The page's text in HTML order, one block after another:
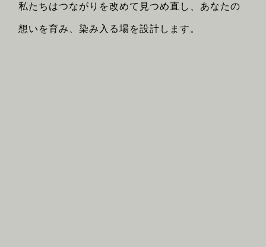
私たちはつながりを改めて見つめ直し、あなたの
想いを育み、染み入る場を設計します。